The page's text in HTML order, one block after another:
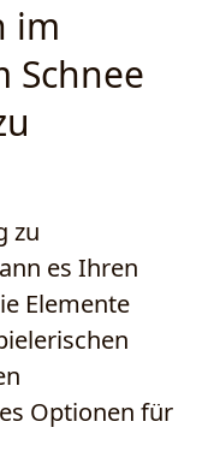
im
Schnee
zu
es Ihren
Elemente
Optionen für